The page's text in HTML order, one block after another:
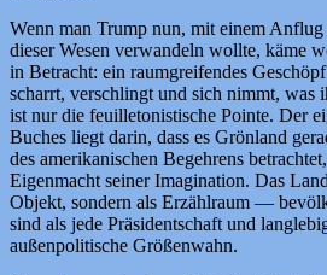
Wenn man Trump nun, mit einem
dieser Wesen verwandeln wollte, käme
in Betracht: ein raumgreifendes
scharrt, verschlingt und sich nimmt, was
ist nur die feuilletonistische Pointe. Der
Buches liegt darin, dass es Grönland
des amerikanischen Begehrens
Eigenmacht seiner Imagination. Das
Objekt, sondern als Erzählraum —
sind als jede Präsidentschaft und
außenpolitische Größenwahn.